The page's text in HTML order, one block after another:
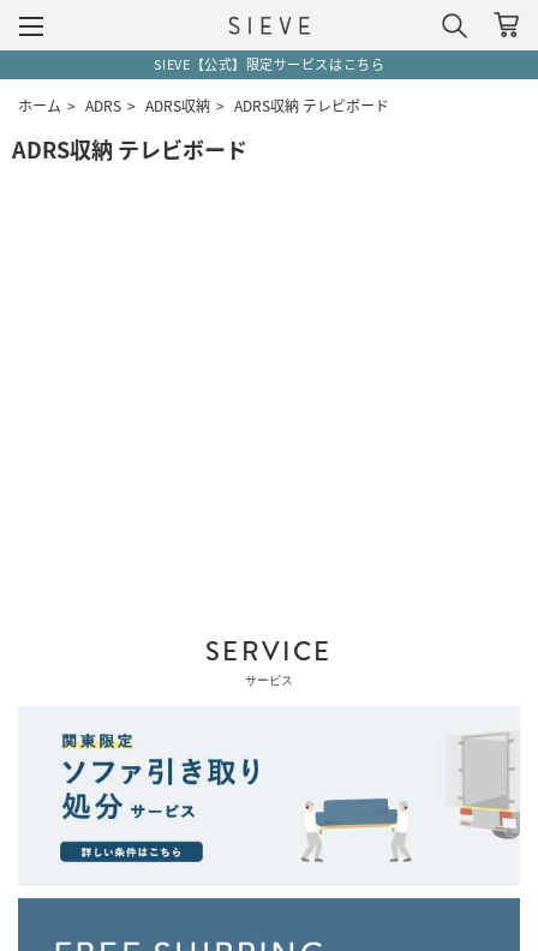
SIEVE【公式】限定サービスはこちら
ホーム > ADRS > ADRS収納 > ADRS収納 テレビボード
ADRS収納 テレビボード
SERVICE
サービス